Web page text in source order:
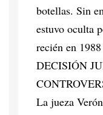
botellas. Sin
estuvo oculta
recién en
DECISIÓN
La jueza